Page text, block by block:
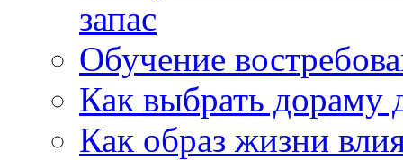
запас
Обучение
Как выбрать дораму
Как образ жизни